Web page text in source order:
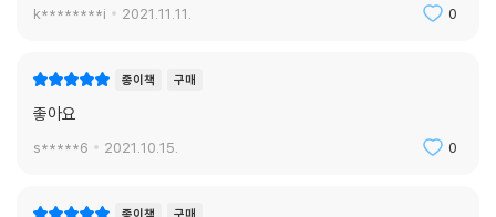
k********i 2021.11.11. 0
종이책 구매
좋아요
s*****6 2021.10.15. 0